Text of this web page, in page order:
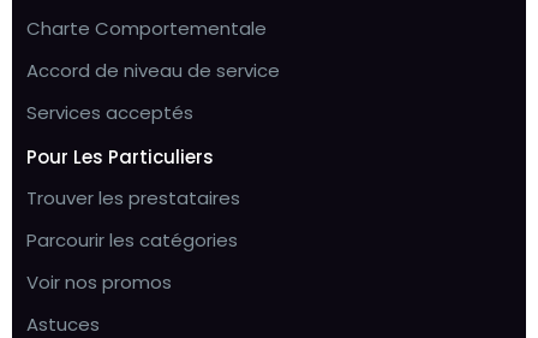
Charte Comportementale
Accord de niveau de service
Services acceptés
Pour Les Particuliers
Trouver les prestataires
Parcourir les catégories
Voir nos promos
Astuces